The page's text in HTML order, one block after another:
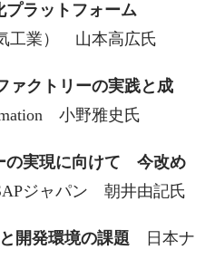
プラットフォーム
工業） 山本高広氏
ァクトリーの実践と成
小野雅史氏
の実現に向けて 今改め
ジャパン 朝井由記氏
開発環境の課題 日本ナ